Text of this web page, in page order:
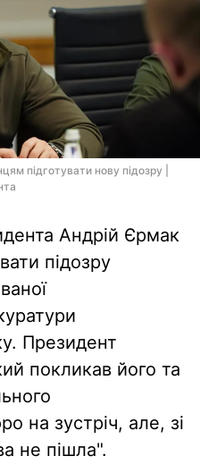
підготувати нову підозру |
Андрій Єрмак
підозру
Президент
покликав його та
на зустріч, але, зі
не пішла".